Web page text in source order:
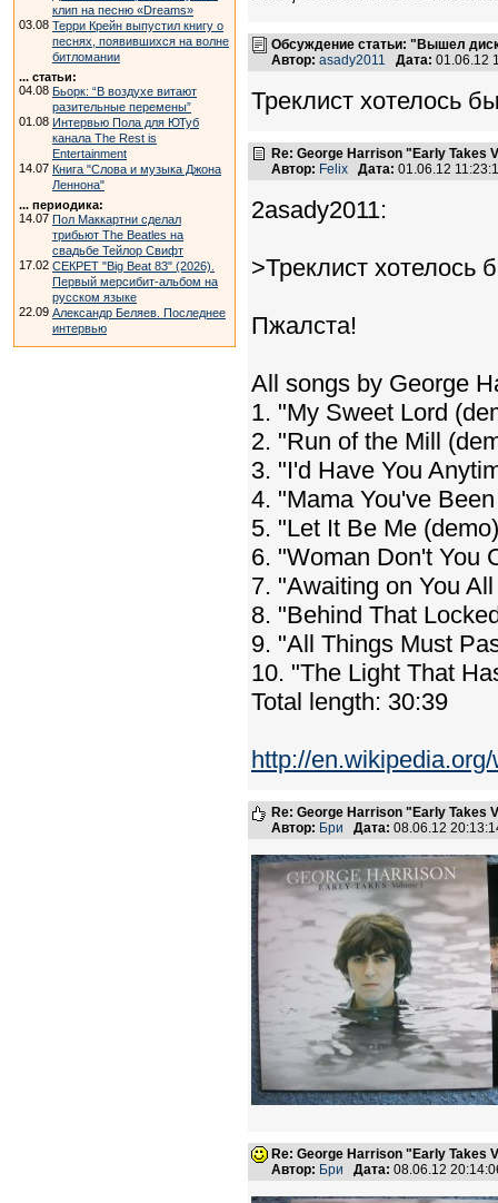
клип на песню «Dreams»
03.08 Терри Крейн выпустил книгу о
песнях, появившихся на волне
битломании
... статьи:
04.08 Бьорк: “В воздухе витают
разительные перемены”
01.08 Интервью Пола для ЮТуб
канала The Rest is
Entertainment
14.07 Книга "Слова и музыка Джона
Леннона"
... периодика:
14.07 Пол Маккартни сделал
трибьют The Beatles на
свадьбе Тейлор Свифт
17.02 СЕКРЕТ "Big Beat 83" (2026).
Первый мерсибит-альбом на
русском языке
22.09 Александр Беляев. Последнее
интервью
Обсуждение статьи: "Вышел
Автор: asady2011 Дата: 01.06.12
Треклист хотелось
Re: George Harrison "Early Takes
Автор: Felix Дата: 01.06.12
2asady2011:
>Треклист хотелось
Пжалста!
All songs by George
1. "My Sweet Lord
2. "Run of the Mill
3. "I'd Have You
4. "Mama You've
5. "Let It Be Me
6. "Woman Don't You
7. "Awaiting on You
8. "Behind That
9. "All Things Must
10. "The Light That
Total length: 30:39
http://
Re: George Harrison "Early Takes
Автор: Бри Дата: 08.06.12
Re: George Harrison "Early Takes
Автор: Бри Дата: 08.06.12